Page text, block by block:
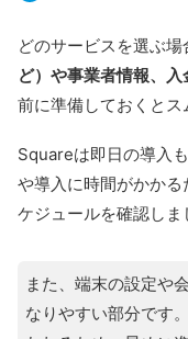
どのサービスを選ぶ場
ど）や事業者情報、
前に準備しておくとス
Squareは即日の導入
や導入に時間がかか
ケジュールを確認しま
また、端末の設定や
なりやすい部分です